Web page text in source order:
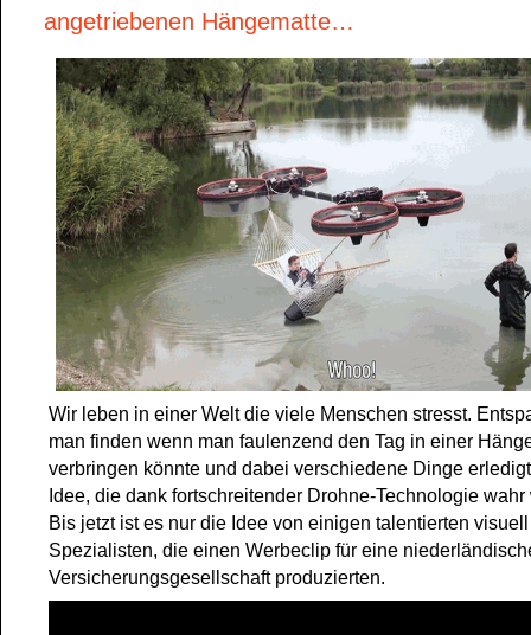
angetriebenen Hängematte…
Wir leben in einer Welt die viele Menschen stresst.
man finden wenn man faulenzend den Tag in einer
verbringen könnte und dabei verschiedene Dinge
Idee, die dank fortschreitender Drohne-Technologie
Bis jetzt ist es nur die Idee von einigen talentierten
Spezialisten, die einen Werbeclip für eine
Versicherungsgesellschaft produzierten.